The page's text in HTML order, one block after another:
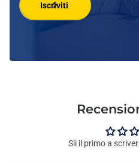
Iscriviti
Sii il primo a